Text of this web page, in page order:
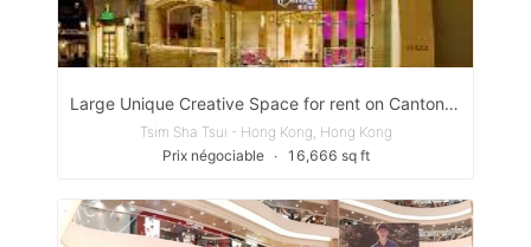
Large Unique Creative Space for rent on Canton Road
Tsim Sha Tsui - Hong Kong, Hong Kong
Prix négociable
∙ 16,666 sq ft